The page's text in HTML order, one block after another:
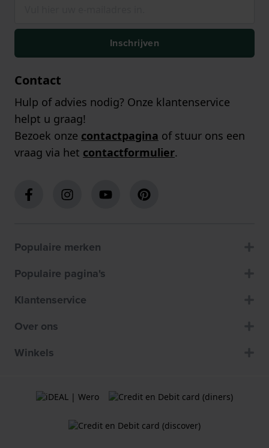
Inschrijven
Contact
Hulp of advies nodig? Onze klantenservice
helpt u graag!
Bezoek onze contactpagina of stuur ons een
vraag via het contactformulier.
Populaire merken
Populaire pagina's
Klantenservice
Over ons
Winkels